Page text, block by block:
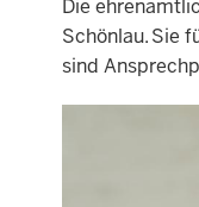
Die
Schönlau. Sie
sind